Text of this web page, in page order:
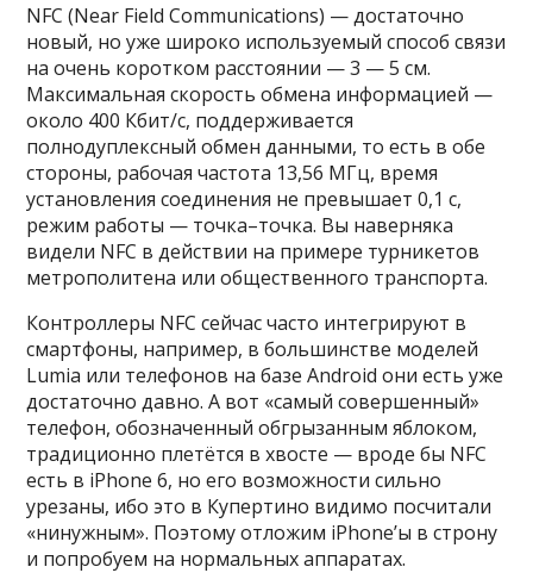
NFC (Near Field Communications) — достаточно
новый, но уже широко используемый способ связи
на очень коротком расстоянии — 3 — 5 см.
Максимальная скорость обмена информацией —
около 400 Кбит/с, поддерживается
полнодуплексный обмен данными, то есть в обе
стороны, рабочая частота 13,56 МГц, время
установления соединения не превышает 0,1 с,
режим работы — точка–точка. Вы наверняка
видели NFC в действии на примере турникетов
метрополитена или общественного транспорта.
Контроллеры NFC сейчас часто интегрируют в
смартфоны, например, в большинстве моделей
Lumia или телефонов на базе Android они есть уже
достаточно давно. А вот «самый совершенный»
телефон, обозначенный обгрызанным яблоком,
традиционно плетётся в хвосте — вроде бы NFC
есть в iPhone 6, но его возможности сильно
урезаны, ибо это в Купертино видимо посчитали
«нинужным». Поэтому отложим iPhone’ы в строну
и попробуем на нормальных аппаратах.